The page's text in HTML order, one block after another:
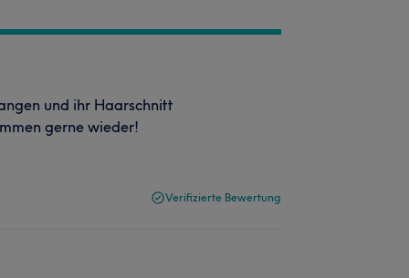
und ihr Haarschnitt
gerne wieder!
Verifizierte Bewertung